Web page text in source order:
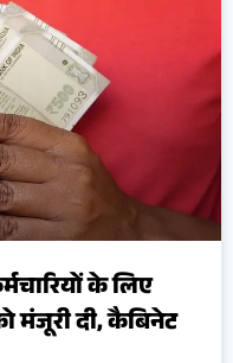
के लिए
मंजूरी दी, कैबिनेट